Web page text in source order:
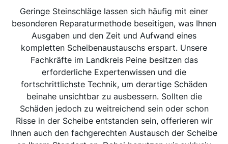
Geringe Steinschläge lassen sich häufig mit einer
besonderen Reparaturmethode beseitigen, was Ihnen
Ausgaben und den Zeit und Aufwand eines
kompletten Scheibenaustauschs erspart. Unsere
Fachkräfte im Landkreis Peine besitzen das
erforderliche Expertenwissen und die
fortschrittlichste Technik, um derartige Schäden
beinahe unsichtbar zu ausbessern. Sollten die
Schäden jedoch zu weitreichend sein oder schon
Risse in der Scheibe entstanden sein, offerieren wir
Ihnen auch den fachgerechten Austausch der Scheibe